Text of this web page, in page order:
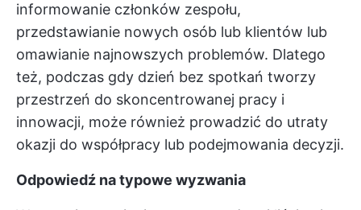
informowanie członków zespołu,
przedstawianie nowych osób lub klientów lub
omawianie najnowszych problemów. Dlatego
też, podczas gdy dzień bez spotkań tworzy
przestrzeń do skoncentrowanej pracy i
innowacji, może również prowadzić do utraty
okazji do współpracy lub podejmowania decyzji.
Odpowiedź na typowe wyzwania